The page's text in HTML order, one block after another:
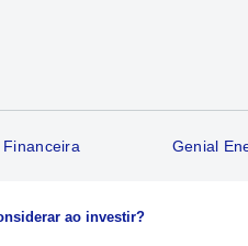
Financeira Genial
ao investir?